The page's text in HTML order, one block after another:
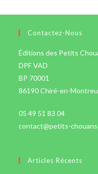
Contactez-Nous
Éditions des Petits
DPF VAD
BP 70001
86190 Chiré-en-
05 49 51 83 04
contact@petits-
Articles Récents